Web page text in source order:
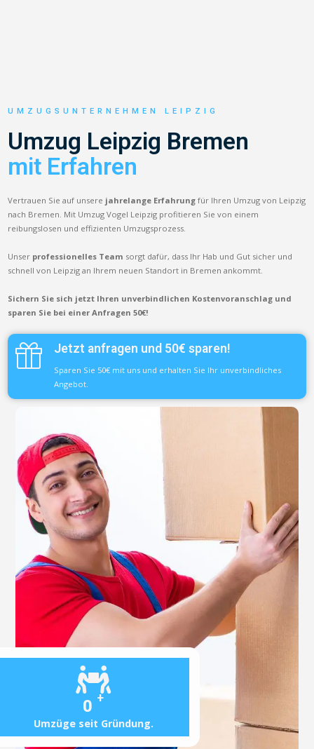
0 +
Umzüge seit Gründung.
UMZUGSUNTERNEHMEN LEIPZIG
Umzug Leipzig Bremen
mit Erfahren
Vertrauen Sie auf unsere jahrelange Erfahrung für Ihren Umzug von Leipzig
nach Bremen. Mit Umzug Vogel Leipzig profitieren Sie von einem
reibungslosen und effizienten Umzugsprozess.
Unser professionelles Team sorgt dafür, dass Ihr Hab und Gut sicher und
schnell von Leipzig an Ihrem neuen Standort in Bremen ankommt.
Sichern Sie sich jetzt Ihren unverbindlichen Kostenvoranschlag und
sparen Sie bei einer Anfragen 50€!
Jetzt anfragen und 50€ sparen!
Sparen Sie 50€ mit uns und erhalten Sie Ihr unverbindliches
Angebot.